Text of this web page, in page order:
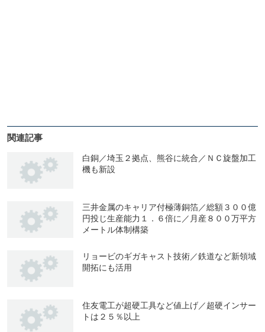
関連記事
白銅／埼玉２拠点、熊谷に統合／ＮＣ旋盤加工
機も新設
三井金属のキャリア付極薄銅箔／総額３００億
円投じ生産能力１．６倍に／月産８００万平方
メートル体制構築
リョービのギガキャスト技術／鉄道など新領域
開拓にも活用
住友電工が超硬工具など値上げ／超硬インサー
トは２５％以上